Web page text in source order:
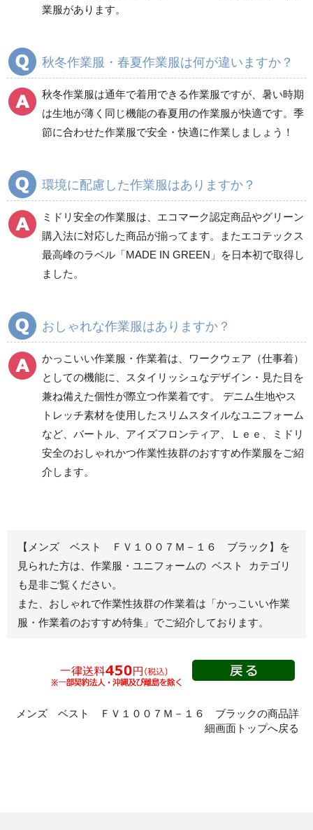
秋冬長袖
食品産業用長袖
食品産業用半袖
秋冬長袖
ワークパンツ
春夏ワークパンツ作業
ズボン
秋冬ワークパンツ作業
ズボン
ツ
クリーンウェアワーク
パンツ
カーゴパンツ
春夏カーゴパンツ作業
ズボン
ズボン
レディース作業着
ブルゾン
ジャンパー
秋冬長袖
春夏半袖
スモック
秋冬長袖
クリーンウェ
シャツ
業服があります。
秋冬作業服・春夏作業服は何が違いますか？
秋冬作業服は通年で着用できる作業服ですが、暑い時期
は生地が薄く同じ機能の春夏用の作業服が快適です。季
節に合わせた作業服で安全・快適に作業しましょう！
環境に配慮した作業服はありますか？
ミドリ安全の作業服は、エコマーク認定商品やグリーン
購入法に対応した商品が揃ってます。またエコテックス
最高峰のラベル「MADE IN GREEN」を日本初で取得し
ました。
おしゃれな作業服はありますか？
かっこいい作業服・作業着は、ワークウェア（仕事着）
としての機能に、スタイリッシュなデザイン・見た目を
兼ね備えた個性が際立つ作業着です。 デニム生地やス
トレッチ素材を使用したスリムスタイルなユニフォーム
など、バートル、アイズフロンティア、Ｌｅｅ、ミドリ
安全のおしゃれかつ作業性抜群のおすすめ作業服をご紹
介します。
【メンズ ベスト ＦＶ１００７Ｍ－１６ ブラック】を
見られた方は、作業服・ユニフォームの ベスト カテゴリ
も是非ご覧ください。
また、おしゃれで作業性抜群の作業着は 「かっこいい作業
服・作業着のおすすめ特集」 でご紹介しております。
メンズ ベスト ＦＶ１００７Ｍ－１６ ブラックの商品詳
細画面トップへ戻る